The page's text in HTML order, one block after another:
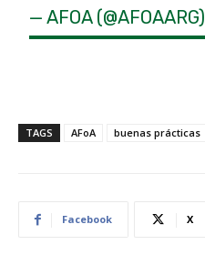
— AFOA (@AFOAARG)
TAGS AFoA buenas prácticas
Facebook X